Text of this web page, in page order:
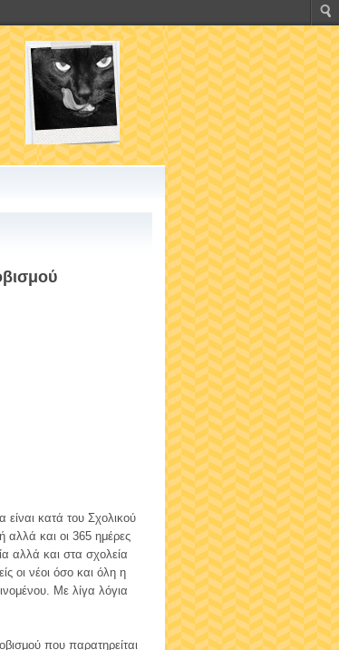
κατά του Σχολικού
αλλά και οι 365 ημέρες
αλλά και στα σχολεία
οι νέοι όσο και όλη η
Με λίγα λόγια
που παρατηρείται